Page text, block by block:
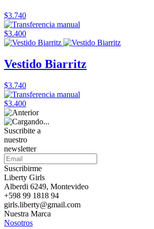
$3.740
$3.400
Vestido Biarritz
$3.740
$3.400
Suscribite a
nuestro
newsletter
Suscribirme
Liberty Girls
Alberdi 6249, Montevideo
+598 99 1818 94
girls.liberty@gmail.com
Nuestra Marca
Nosotros